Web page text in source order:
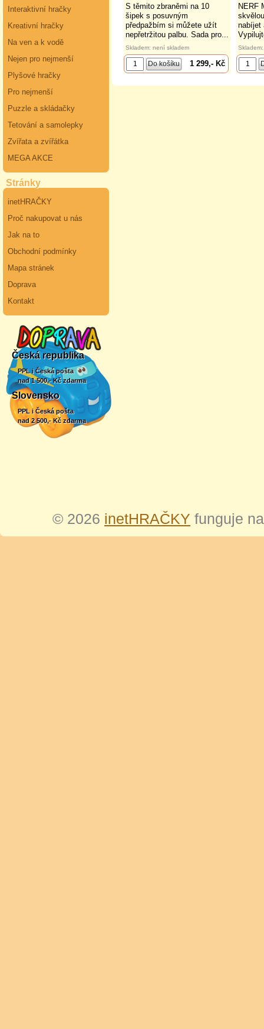
Interaktivní hračky
Kreativní hračky
Na ven a k vodě
Nejen pro nejmenší
Plyšové hračky
Pro nejmenší
Puzzle a skládačky
Tetování a samolepky
Zvířata a zvířátka
MEGA AKCE
Stránky
inetHRAČKY
Proč nakupovat u nás
Jak na to
Obchodní podmínky
Mapa stránek
Doprava
Kontakt
Česká republika
PPL i Česká pošta
nad 1 500,- Kč zdarma
Slovensko
PPL i Česká pošta
nad 2 500,- Kč zdarma
S těmito zbraněmi na 10
šipek s posuvným
předpažbím si můžete užít
nepřetržitou palbu. Sada pro...
Skladem: není skladem
1 299,- Kč
NERF
nabíjet
© 2026 inetHRAČKY funguje